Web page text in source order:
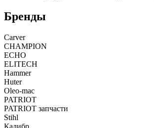
Бренды
Carver
CHAMPION
ECHO
ELITECH
Hammer
Huter
Oleo-mac
PATRIOT
PATRIOT запчасти
Stihl
Калибр